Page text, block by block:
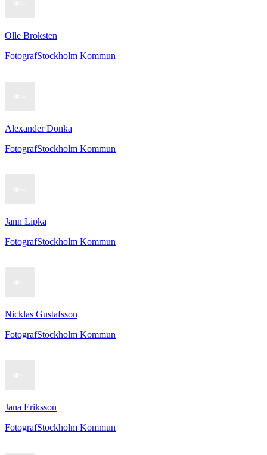
Olle Broksten
FotografStockholm Kommun
Alexander Donka
FotografStockholm Kommun
Jann Lipka
FotografStockholm Kommun
Nicklas Gustafsson
FotografStockholm Kommun
Jana Eriksson
FotografStockholm Kommun